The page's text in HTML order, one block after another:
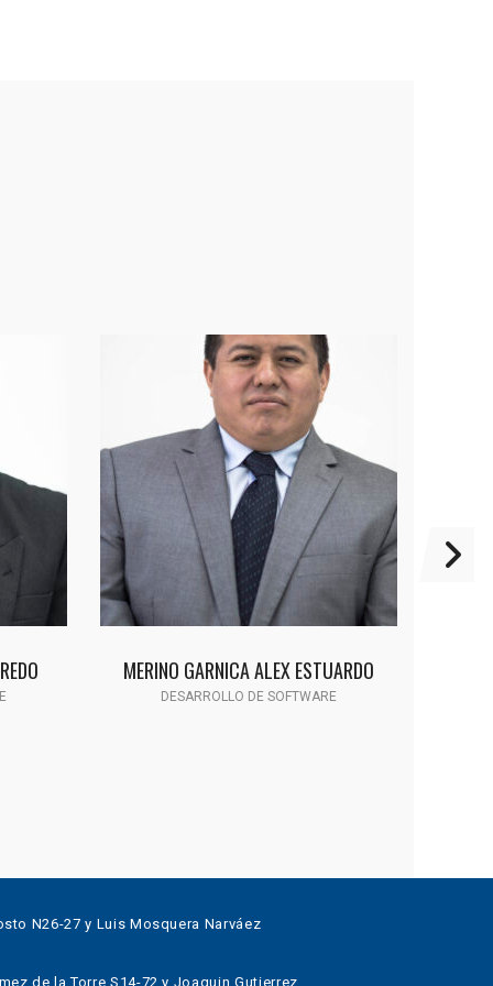
MERINO GARNICA ALEX ESTUARDO
DESARROLLO DE SOFTWARE
N26-27 y Luis Mosquera Narváez
de la Torre S14-72 y Joaquin Gutierrez